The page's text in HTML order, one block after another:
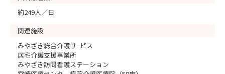
約249人／日
関連施設
みやざき総合介護サ−ビス
居宅介護支援事業所
みやざき訪問看護ステーション